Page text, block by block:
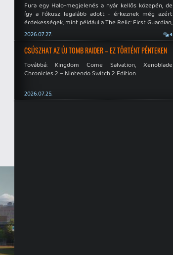
Fura egy Halo-megjelenés a nyár kellős közepén, de
így a fókusz legalább adott - érkeznek még azért
érdekességek, mint például a The Relic: First Guardian,
a Xenoblade Chronicles 2 és a Dispatch új átiratai vagy
éppen a Mistfall Hunter
2026.07.27. 4
CSÚSZHAT AZ ÚJ TOMB RAIDER – EZ TÖRTÉNT PÉNTEKEN
Továbbá: Kingdom Come Salvation, Xenoblade
Chronicles 2 – Nintendo Switch 2 Edition.
2026.07.25.